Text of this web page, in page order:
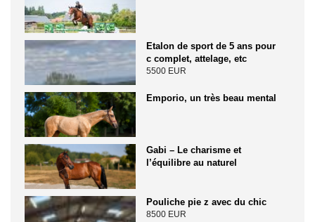
Etalon de sport de 5 ans pour
c complet, attelage, etc
5500 EUR
Emporio, un très beau mental
Gabi – Le charisme et
l’équilibre au naturel
Pouliche pie z avec du chic
8500 EUR